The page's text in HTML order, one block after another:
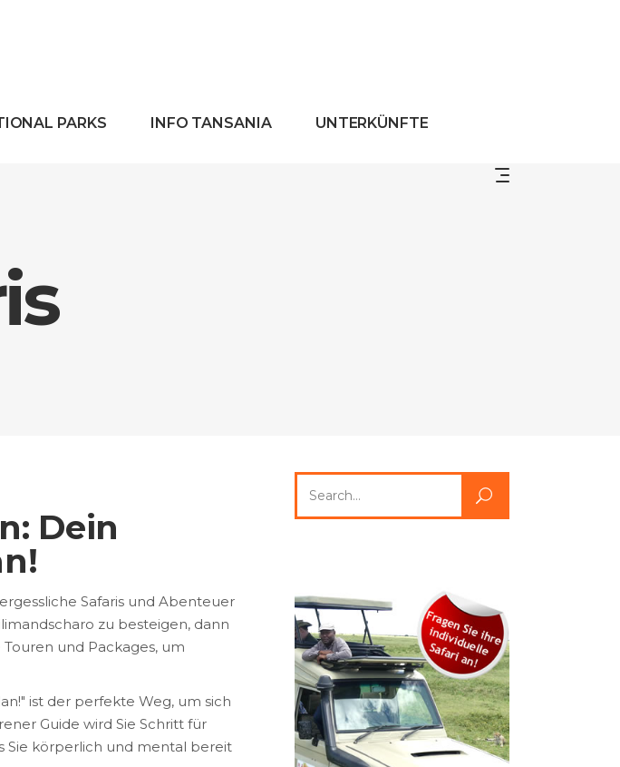
PARKS INFO TANSANIA UNTERKÜNFTE
Dein
Safaris und Abenteuer
zu besteigen, dann
und Packages, um
ist der perfekte Weg, um sich
Guide wird Sie Schritt für
Sie körperlich und mental bereit
for: